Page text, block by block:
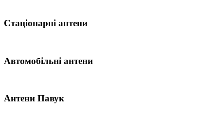
Стаціонарні антени
Автомобільні антени
Антени Павук